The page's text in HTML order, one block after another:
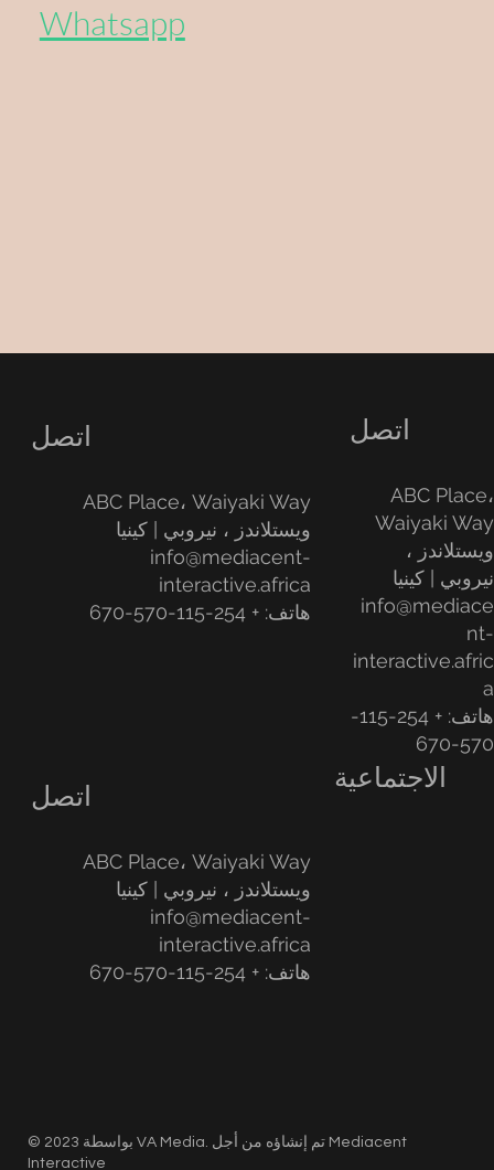
Whatsapp
اتصل
ABC Place، Waiyaki Way
ويستلاندز ، نيروبي | كينيا
info@mediacent-
interactive.africa
هاتف: + 254-115-570-670
الاجتماعية
© 2023 بواسطة VA Media. تم إنشاؤه من أجل Mediacent
Interactive
اتصل
ABC Place، Waiyaki Way
ويستلاندز ، نيروبي | كينيا
info@mediacent-
interactive.africa
هاتف: + 254-115-570-670
اتصل
ABC Place،
Waiyaki Way
ويستلاندز ،
نيروبي | كينيا
info@mediace
nt-
interactive.afric
a
هاتف: + 254-115-
570-670